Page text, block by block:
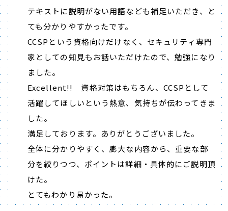
テキストに説明がない用語なども補足いただき、と
ても分かりやすかったです。
CCSPという資格向けだけなく、セキュリティ専門
家としての知見もお話いただけたので、勉強になり
ました。
Excellent!! 資格対策はもちろん、CCSPとして
活躍してほしいという熱意、気持ちが伝わってきま
した。
満足しております。ありがとうございました。
全体に分かりやすく、膨大な内容から、重要な部
分を絞りつつ、ポイントは詳細・具体的にご説明頂
けた。
とてもわかり易かった。